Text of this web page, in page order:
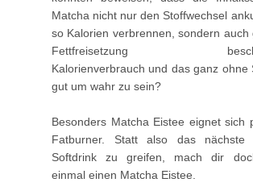
Matcha nicht nur den Stoffwechsel
so Kalorien verbrennen, sondern auch
Fettfreisetzung
Kalorienverbrauch und das ganz ohne
gut um wahr zu sein?
Besonders Matcha Eistee eignet sich
Fatburner. Statt also das nächste
Softdrink zu greifen, mach dir
einmal einen Matcha Eistee.